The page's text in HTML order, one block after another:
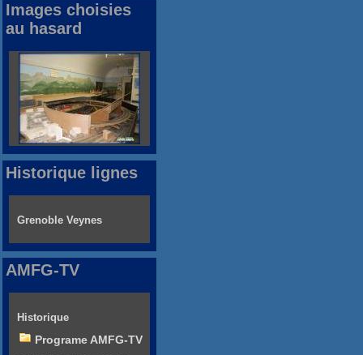
Images choisies
au hasard
Historique lignes
Grenoble Veynes
AMFG-TV
Historique
Programe AMFG-TV